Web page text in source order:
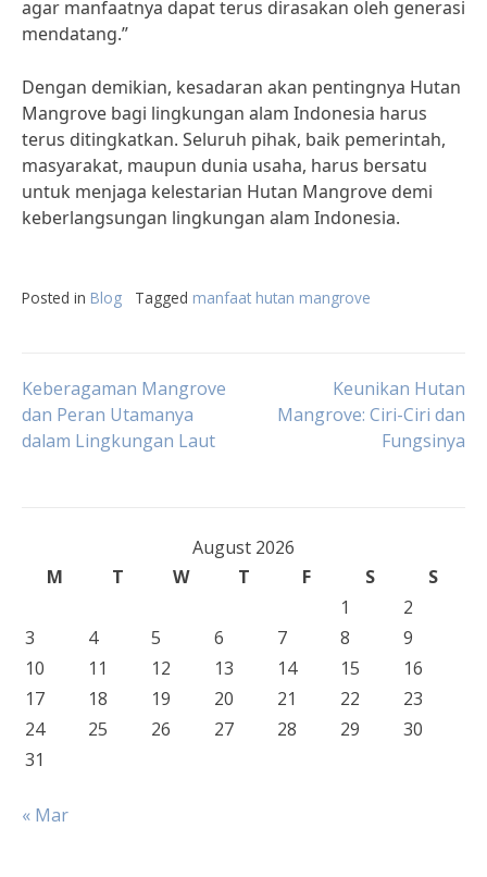
agar manfaatnya dapat terus dirasakan oleh generasi
mendatang.”
Dengan demikian, kesadaran akan pentingnya Hutan
Mangrove bagi lingkungan alam Indonesia harus
terus ditingkatkan. Seluruh pihak, baik pemerintah,
masyarakat, maupun dunia usaha, harus bersatu
untuk menjaga kelestarian Hutan Mangrove demi
keberlangsungan lingkungan alam Indonesia.
Posted in Blog Tagged manfaat hutan mangrove
Post
navigation
Keberagaman Mangrove
dan Peran Utamanya
dalam Lingkungan Laut
Keunikan Hutan
Mangrove: Ciri-Ciri dan
Fungsinya
August 2026
M
T W T F S
S
1
2
3
4 5 6 7 8
9
10
11 12 13 14 15
16
17
18 19 20 21 22
23
24
25 26 27 28 29
30
31
« Mar